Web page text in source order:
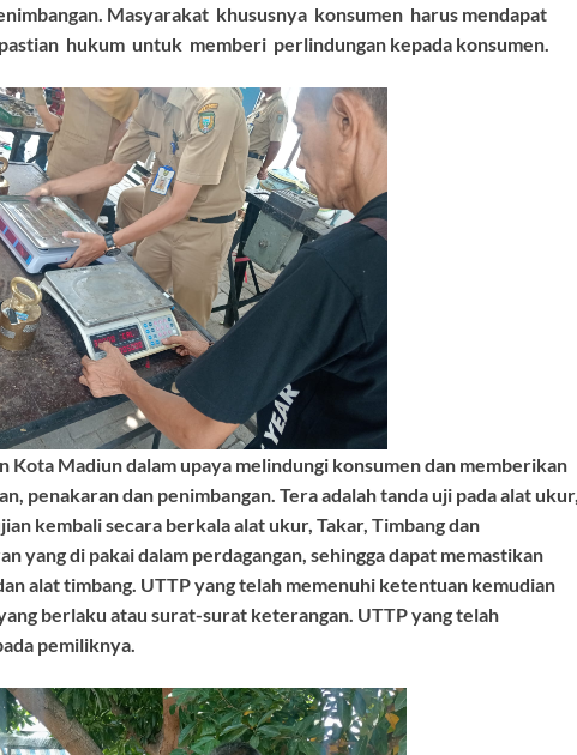
Masyarakat khususnya konsumen harus mendapat
hukum untuk memberi perlindungan kepada konsumen.
Kota Madiun dalam upaya melindungi konsumen dan memberikan
penakaran dan penimbangan. Tera adalah tanda uji pada alat ukur,
kembali secara berkala alat ukur, Takar, Timbang dan
yang di pakai dalam perdagangan, sehingga dapat memastikan
alat timbang. UTTP yang telah memenuhi ketentuan kemudian
berlaku atau surat-surat keterangan. UTTP yang telah
pemiliknya.